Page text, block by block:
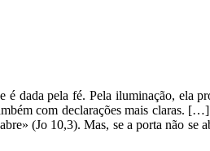
dada pela fé. Pela iluminação, ela
com declarações mais claras.
(Jo 10,3). Mas, se a porta não